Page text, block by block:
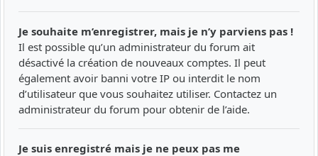
Je souhaite m’enregistrer, mais je n’y parviens pas !
Il est possible qu’un administrateur du forum ait
désactivé la création de nouveaux comptes. Il peut
également avoir banni votre IP ou interdit le nom
d’utilisateur que vous souhaitez utiliser. Contactez un
administrateur du forum pour obtenir de l’aide.
Je suis enregistré mais je ne peux pas me